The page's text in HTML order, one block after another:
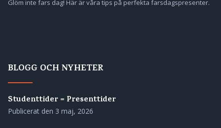
Glöm inte fars dag! Här är våra tips på perfekta farsdagspresenter.
BLOGG OCH NYHETER
Studenttider = Presenttider
Publicerat den 3 maj, 2026